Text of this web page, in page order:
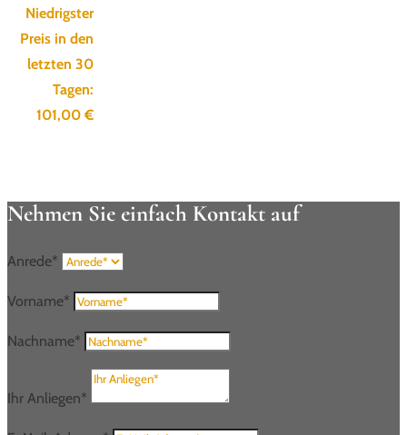
Niedrigster
Preis in den
letzten 30
Tagen:
101,00€
Nehmen Sie einfach Kontakt auf
Anrede*
Vorname*
Nachname*
Ihr Anliegen*